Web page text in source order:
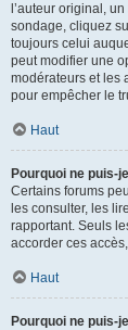
l’auteur original,
sondage, cliquez
toujours celui
peut modifier une
modérateurs et les
pour empêcher le
Haut
Pourquoi ne puis-
Certains forums
les consulter, les
rapportant. Seuls
accorder ces
Haut
Pourquoi ne puis-